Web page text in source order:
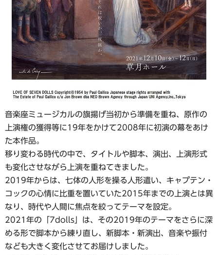
音楽座ミュージカルの旗揚げ当初から準備を重ね、原作の
上演権の獲得等に19年をかけて2008年に初演の幕をあけ
た本作品。
移り変わる時代の中で、タイトルや脚本、演出、上演形式
も変化させながら上演を重ねてきました。
2019年からは、七体の人形を操る人形遣い、キャプテン・
コックの心情に比重を置いていた2015年までの上演とは異
なり、時代や人間に焦点を絞ってテーマを設定。
2021年の「7dolls」は、その2019年のテーマをさらに深
める形で脚本から練り直し、新脚本・新演出、音楽や振付
なども大きく変化させてお届けしました。